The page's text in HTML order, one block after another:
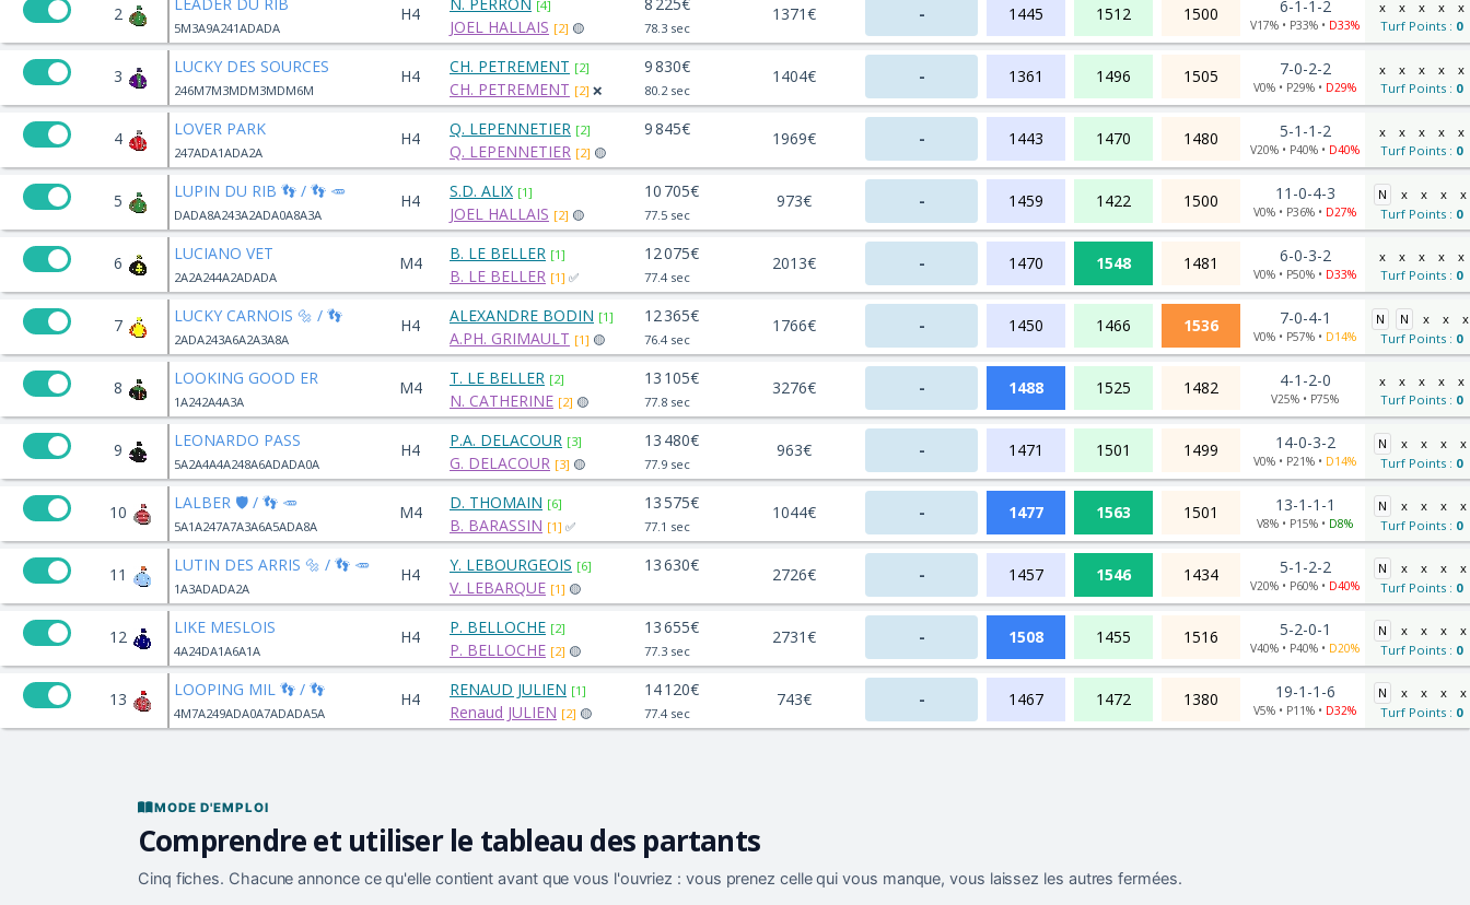
2
5M3A9A241ADADA
H4 [4]
JOEL HALLAIS [2] 🟡 78.3 sec
1371€ - 1445 1512 1500 6-1-1-2
V17% • P33% • D33%
x x x x
x
Turf Points : 0
3 LUCKY DES SOURCES
246M7M3MDM3MDM6M
H4 CH. PETREMENT [2]
CH. PETREMENT [2] ❌
9 830€
80.2 sec
1404€ - 1361 1496 1505 7-0-2-2
V0% • P29% • D29%
x x x x
x
Turf Points : 0
4 LOVER PARK
247ADA1ADA2A
H4 Q. LEPENNETIER [2]
Q. LEPENNETIER [2] 🟡
9 845€ 1969€ - 1443 1470 1480 5-1-1-2
V20% • P40% • D40%
x x x x
x
Turf Points : 0
5 LUPIN DU RIB 👣 / 👣 🥕
DADA8A243A2ADA0A8A3A
H4 S.D. ALIX [1]
JOEL HALLAIS [2] 🟡
10 705€
77.5 sec
973€ - 1459 1422 1500 11-0-4-3
V0% • P36% • D27%
N x x x
x
Turf Points : 0
6 LUCIANO VET
2A2A244A2ADADA
M4 B. LE BELLER [1]
B. LE BELLER [1] ✅
12 075€
77.4 sec
2013€ - 1470 1548 1481 6-0-3-2
V0% • P50% • D33%
x x x x
x
Turf Points : 0
7 LUCKY CARNOIS 🔩 / 👣
2ADA243A6A2A3A8A
H4 ALEXANDRE BODIN [1]
A.PH. GRIMAULT [1] 🟡
12 365€
76.4 sec
1766€ - 1450 1466 1536 7-0-4-1
V0% • P57% • D14%
N N x x
x
Turf Points : 0
8 LOOKING GOOD ER
1A242A4A3A
M4 T. LE BELLER [2]
N. CATHERINE [2] 🟡
13 105€
77.8 sec
3276€ - 1488 1525 1482 4-1-2-0
V25% • P75%
x x x x
x
Turf Points : 0
9 LEONARDO PASS
5A2A4A4A248A6ADADA0A
H4 P.A. DELACOUR [3]
G. DELACOUR [3] 🟡
13 480€
77.9 sec
963€ - 1471 1501 1499 14-0-3-2
V0% • P21% • D14%
N x x x
x
Turf Points : 0
10 LALBER 🛡️ / 👣 🥕
5A1A247A7A3A6A5ADA8A
M4 D. THOMAIN [6]
B. BARASSIN [1] ✅
13 575€
77.1 sec
1044€ - 1477 1563 1501 13-1-1-1
V8% • P15% • D8%
N x x x
x
Turf Points : 0
11 LUTIN DES ARRIS 🔩 / 👣 🥕
1A3ADADA2A
H4 Y. LEBOURGEOIS [6]
V. LEBARQUE [1] 🟡
13 630€ 2726€ - 1457 1546 1434 5-1-2-2
V20% • P60% • D40%
N x x x
x
Turf Points : 0
12 LIKE MESLOIS
4A24DA1A6A1A
H4 P. BELLOCHE [2]
P. BELLOCHE [2] 🟡
13 655€
77.3 sec
2731€ - 1508 1455 1516 5-2-0-1
V40% • P40% • D20%
N x x x
x
Turf Points : 0
13 LOOPING MIL 👣 / 👣
4M7A249ADA0A7ADADA5A
H4 RENAUD JULIEN [1]
Renaud JULIEN [2] 🟡
14 120€
77.4 sec
743€ - 1467 1472 1380 19-1-1-6
V5% • P11% • D32%
N x x x
x
Turf Points : 0
MODE D'EMPLOI
Comprendre et utiliser le tableau des partants
Cinq fiches. Chacune annonce ce qu'elle contient avant que vous l'ouvriez : vous prenez celle qui vous manque, vous laissez les autres fermées.